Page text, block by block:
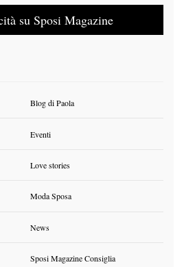
su Sposi Magazine
Blog di Paola
Eventi
Love stories
Moda Sposa
News
Sposi Magazine Consiglia